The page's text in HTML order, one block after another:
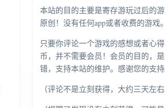
本站的目的主要是寄存游玩过后的
原创！没有任何app或者收费的游戏
只要你评论一个游戏的感想或者心
币，并不需要会员！会员的目的，
错，支持本站的维护。感谢您的支持
（评论不是立刻获得，大约三天左右